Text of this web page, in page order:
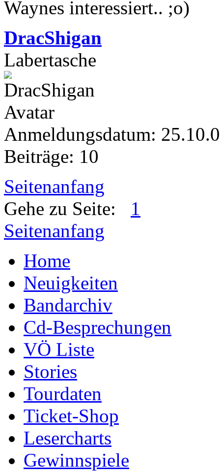
Waynes interessiert.. ;o)
DracShigan
Labertasche
Anmeldungsdatum:
Beiträge: 10
Seitenanfang
Gehe zu Seite: 1
Seitenanfang
Home
Neuigkeiten
Bandarchiv
Cd-Besprechungen
VÖ Liste
Stories
Tourdaten
Ticket-Shop
Lesercharts
Gewinnspiele